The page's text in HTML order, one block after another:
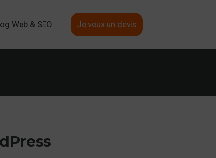
Web & SEO Je veux un devis